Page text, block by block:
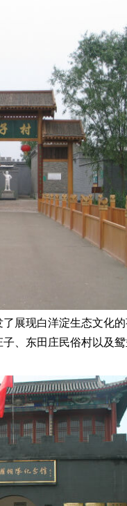
了展现白洋淀生态文化
、东田庄民俗村以及